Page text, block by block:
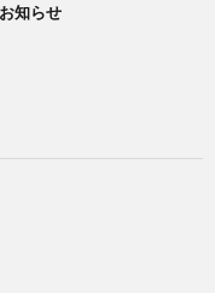
知らせ